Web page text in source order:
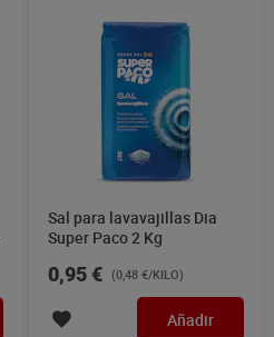
Sal para lavavajillas Dia
Super Paco 2 Kg
0,95 € (0,48 €/KILO)
Añadir